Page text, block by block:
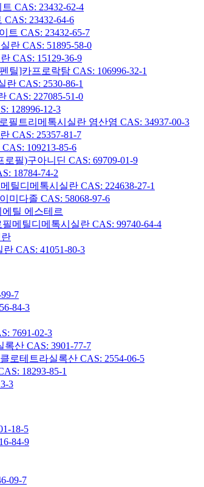
CAS: 23432-62-4
23432-64-6
트 CAS: 23432-65-7
란 CAS: 51895-58-0
CAS: 15129-36-9
틸]카프로락탐 CAS: 106996-32-1
CAS: 2530-86-1
CAS: 227085-51-0
128996-12-3
트리메톡시실란 염산염 CAS: 34937-00-3
CAS: 25357-81-7
109213-85-6
필)구아니딘 CAS: 69709-01-9
18784-74-2
틸디메톡시실란 CAS: 224638-27-1
미다졸 CAS: 58068-97-6
틸 에스테르
메틸디메톡시실란 CAS: 99740-64-4
CAS: 41051-80-3
7
84-3
7691-02-3
산 CAS: 3901-77-7
로테트라실록산 CAS: 2554-06-5
18293-85-1
3
18-5
84-9
09-7